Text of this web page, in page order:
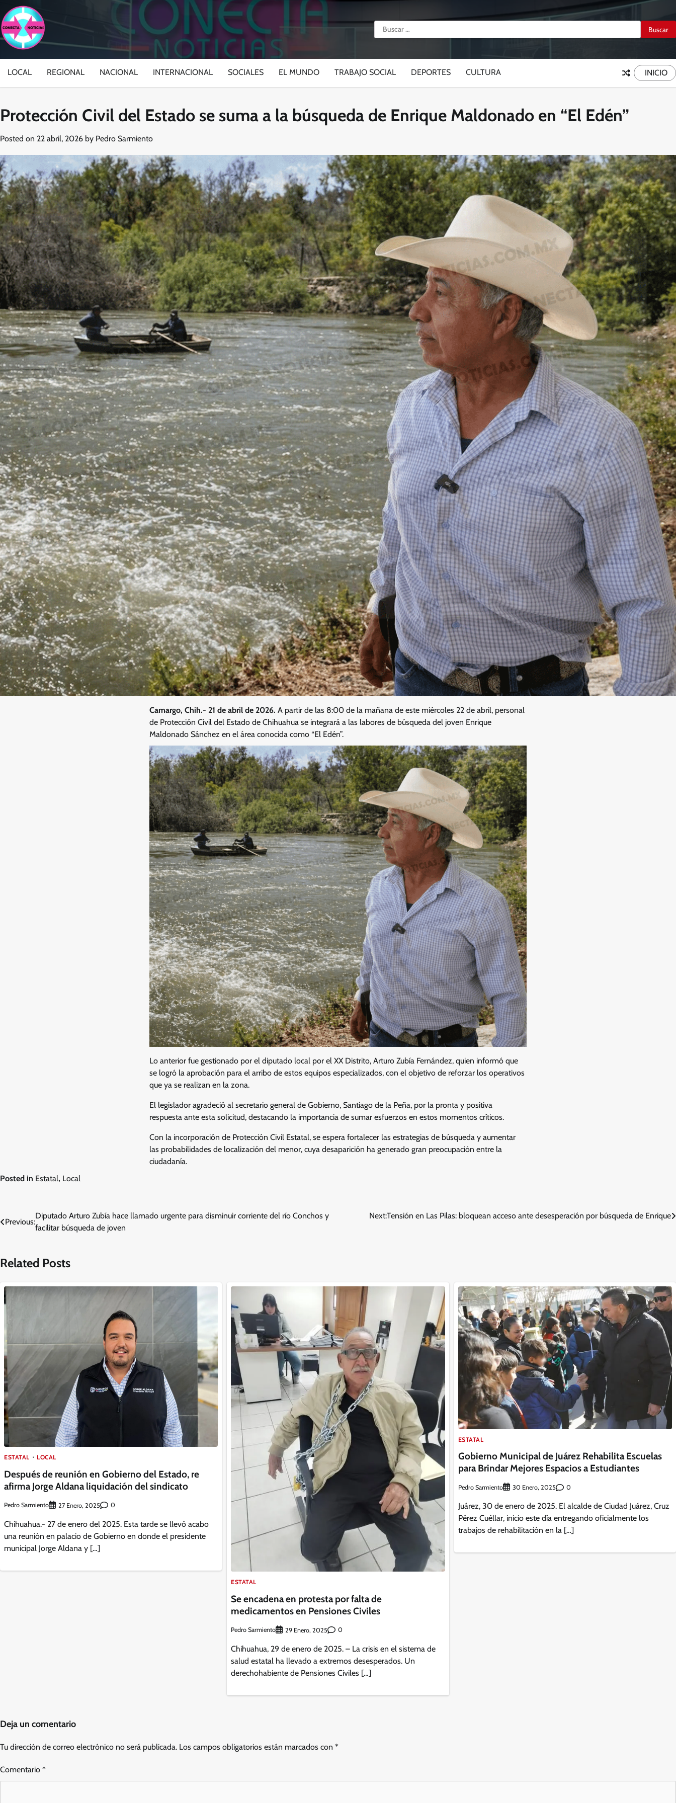
to
content
Buscar:
LOCAL REGIONAL NACIONAL INTERNACIONAL SOCIALES EL MUNDO TRABAJO SOCIAL DEPORTES CULTURA INICIO
Protección Civil del Estado se suma a la búsqueda de Enrique Maldonado en “El Edén”
Posted on 22 abril, 2026 by Pedro Sarmiento
Camargo, Chih.- 21 de abril de 2026. A partir de las 8:00 de la mañana de este miércoles 22 de abril, personal
de Protección Civil del Estado de Chihuahua se integrará a las labores de búsqueda del joven Enrique
Maldonado Sánchez en el área conocida como “El Edén”.
Lo anterior fue gestionado por el diputado local por el XX Distrito, Arturo Zubía Fernández, quien informó que
se logró la aprobación para el arribo de estos equipos especializados, con el objetivo de reforzar los operativos
que ya se realizan en la zona.
El legislador agradeció al secretario general de Gobierno, Santiago de la Peña, por la pronta y positiva
respuesta ante esta solicitud, destacando la importancia de sumar esfuerzos en estos momentos críticos.
Con la incorporación de Protección Civil Estatal, se espera fortalecer las estrategias de búsqueda y aumentar
las probabilidades de localización del menor, cuya desaparición ha generado gran preocupación entre la
ciudadanía.
Posted in Estatal, Local
Navegación
entradas
Previous:
Diputado Arturo Zubía hace llamado urgente para disminuir corriente del río Conchos y
facilitar búsqueda de joven
Next:Tensión en Las Pilas: bloquean acceso ante desesperación por búsqueda de Enrique
Related Posts
ESTATAL LOCAL
Después de reunión en Gobierno del Estado, re
afirma Jorge Aldana liquidación del sindicato
Pedro Sarmiento 27 Enero, 2025 0
Chihuahua.- 27 de enero del 2025. Esta tarde se llevó acabo
una reunión en palacio de Gobierno en donde el presidente
municipal Jorge Aldana y […]
ESTATAL
Se encadena en protesta por falta de
medicamentos en Pensiones Civiles
Pedro Sarmiento 29 Enero, 2025 0
Chihuahua, 29 de enero de 2025. – La crisis en el sistema de
salud estatal ha llevado a extremos desesperados. Un
derechohabiente de Pensiones Civiles […]
ESTATAL
Gobierno Municipal de Juárez Rehabilita Escuelas
para Brindar Mejores Espacios a Estudiantes
Pedro Sarmiento 30 Enero, 2025 0
Juárez, 30 de enero de 2025. El alcalde de Ciudad Juárez, Cruz
Pérez Cuéllar, inicio este día entregando oficialmente los
trabajos de rehabilitación en la […]
Deja un comentario
Tu dirección de correo electrónico no será publicada. Los campos obligatorios están marcados con *
Comentario *